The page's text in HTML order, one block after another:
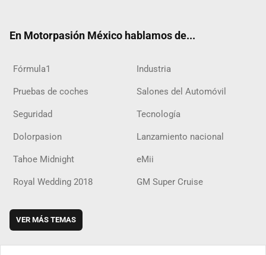
En Motorpasión México hablamos de...
Fórmula1 Industria
Pruebas de coches Salones del Automóvil
Seguridad Tecnología
Dolorpasion Lanzamiento nacional
Tahoe Midnight eMii
Royal Wedding 2018 GM Super Cruise
VER MÁS TEMAS